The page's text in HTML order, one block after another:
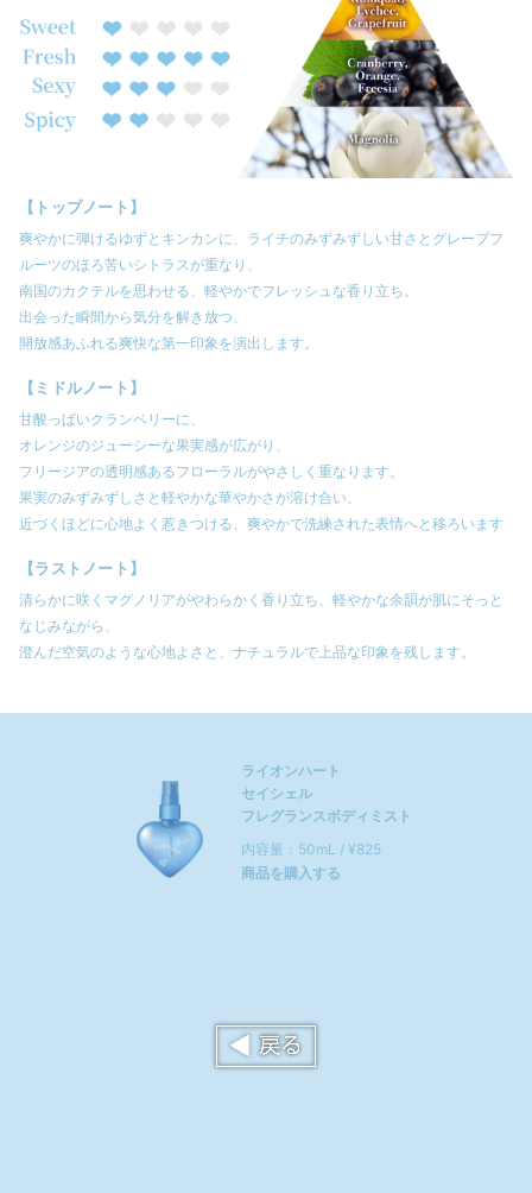
【トップノート】
爽やかに弾けるゆずとキンカンに、ライチのみずみずしい甘さとグレープフ
ルーツのほろ苦いシトラスが重なり、
南国のカクテルを思わせる、軽やかでフレッシュな香り立ち。
出会った瞬間から気分を解き放つ、
開放感あふれる爽快な第一印象を演出します。
【ミドルノート】
甘酸っぱいクランベリーに、
オレンジのジューシーな果実感が広がり、
フリージアの透明感あるフローラルがやさしく重なります。
果実のみずみずしさと軽やかな華やかさが溶け合い、
近づくほどに心地よく惹きつける、爽やかで洗練された表情へと移ろいます
【ラストノート】
清らかに咲くマグノリアがやわらかく香り立ち、軽やかな余韻が肌にそっと
なじみながら、
澄んだ空気のような心地よさと、ナチュラルで上品な印象を残します。
ライオンハート
セイシェル
フレグランスボディミスト
内容量：50mL / ¥825
商品を購入する